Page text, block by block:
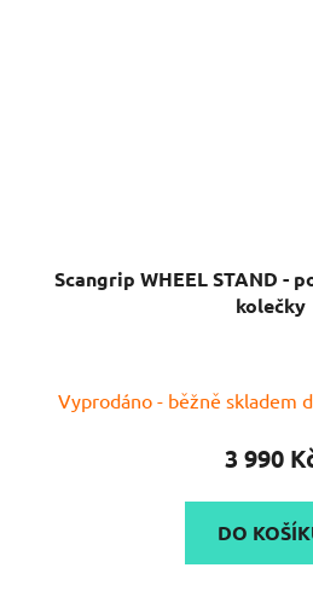
Scangrip WHEEL STAND -
kolečky
Vyprodáno - běžně skladem
3 990
DO